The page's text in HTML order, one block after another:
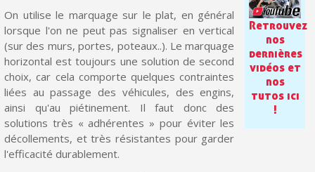
Votre devis en ligne en moins d'1 minute
Partagez vos créations et obtenez des bons d'achat
Gagnez des points de fidélité à chaque commande
Livraison sous 24 h en France Métropolitaine
Retour produits sous 14 jours
Réduction de 5€ sur la première commande
On utilise le marquage sur le plat, en général
lorsque l'on ne peut pas signaliser en vertical
(sur des murs, portes, poteaux..). Le marquage
horizontal est toujours une solution de second
choix, car cela comporte quelques contraintes
liées au passage des véhicules, des engins,
ainsi qu'au piétinement. Il faut donc des
solutions très « adhérentes » pour éviter les
décollements, et très résistantes pour garder
l'efficacité durablement.
Retrouvez
nos
dernières
vidéos et
nos
tutos ici
!